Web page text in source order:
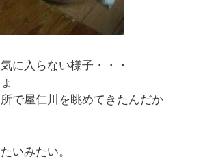
に入らない様子・・・
で屋仁川を眺めてきたんだか
いみたい。